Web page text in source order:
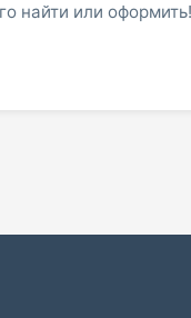
найти или оформить!